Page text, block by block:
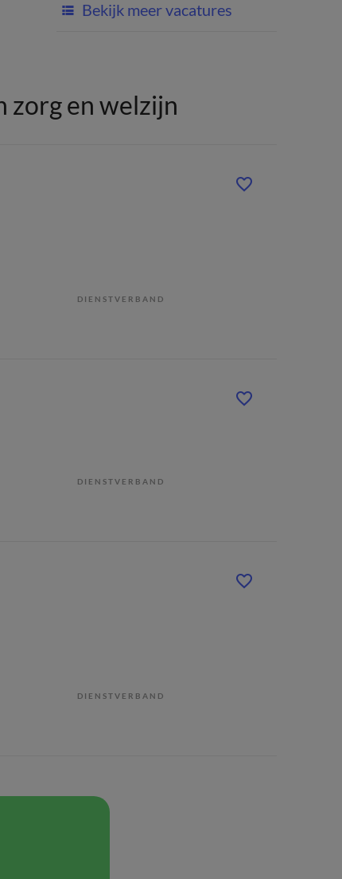
Bekijk meer vacatures
zorg en welzijn
DIENSTVERBAND
DIENSTVERBAND
DIENSTVERBAND